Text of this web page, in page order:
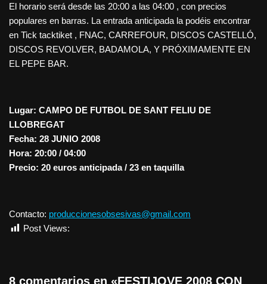
El horario será desde las 20:00 a las 04:00 , con precios
populares en barras. La entrada anticipada la podéis encontrar
en Tick tacktiket , FNAC, CARREFOUR, DISCOS CASTELLÓ,
DISCOS REVOLVER, BADAMOLA, Y PRÓXIMAMENTE EN
EL PEPE BAR.
Lugar: CAMPO DE FUTBOL DE SANT FELIU DE
LLOBREGAT
Fecha: 28 JUNIO 2008
Hora: 20:00 / 04:00
Precio: 20 euros anticipada / 23 en taquilla
Contacto: produccionesobsesivas@gmail.com
Post Views:
8 comentarios en «FESTIJOVE 2008 CON